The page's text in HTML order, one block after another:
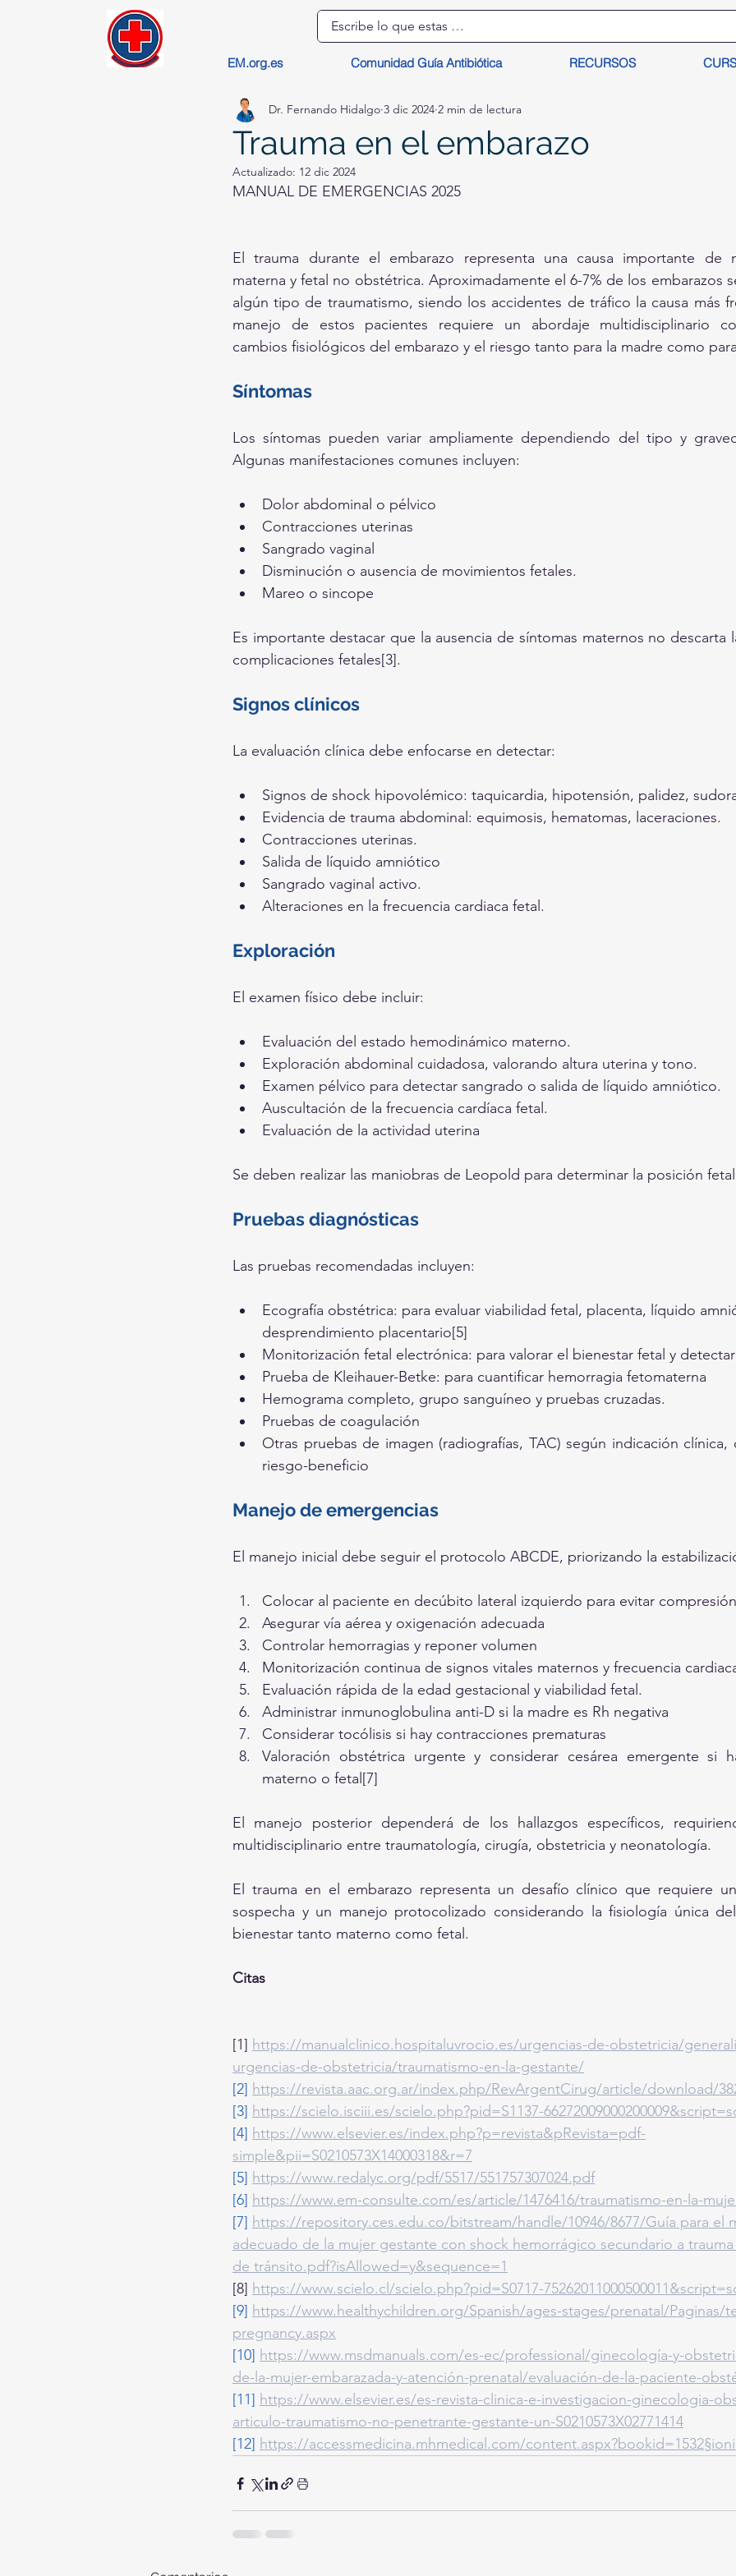
EM.org.es Comunidad Guía Antibiótica RECURSOS
Trauma en el embarazo
Dr. Fernando Hidalgo 3 dic 2024 2 min de lectura
Actualizado: 12 dic 2024
MANUAL DE EMERGENCIAS 2025
El trauma durante el embarazo representa una causa importante de
materna y fetal no obstétrica. Aproximadamente el 6-7% de los embarazos
algún tipo de traumatismo, siendo los accidentes de tráfico la causa más
manejo de estos pacientes requiere un abordaje multidisciplinario
cambios fisiológicos del embarazo y el riesgo tanto para la madre como
Síntomas
Los síntomas pueden variar ampliamente dependiendo del tipo y
Algunas manifestaciones comunes incluyen:
Dolor abdominal o pélvico
Contracciones uterinas
Sangrado vaginal
Disminución o ausencia de movimientos fetales.
Mareo o sincope
Es importante destacar que la ausencia de síntomas maternos no descarta
complicaciones fetales[3].
Signos clínicos
La evaluación clínica debe enfocarse en detectar:
Signos de shock hipovolémico: taquicardia, hipotensión, palidez,
Evidencia de trauma abdominal: equimosis, hematomas, laceraciones.
Contracciones uterinas.
Salida de líquido amniótico
Sangrado vaginal activo.
Alteraciones en la frecuencia cardiaca fetal.
Exploración
El examen físico debe incluir:
Evaluación del estado hemodinámico materno.
Exploración abdominal cuidadosa, valorando altura uterina y tono.
Examen pélvico para detectar sangrado o salida de líquido amniótico.
Auscultación de la frecuencia cardíaca fetal.
Evaluación de la actividad uterina
Se deben realizar las maniobras de Leopold para determinar la posición
Pruebas diagnósticas
Las pruebas recomendadas incluyen:
Ecografía obstétrica: para evaluar viabilidad fetal, placenta, líquido
desprendimiento placentario[5]
Monitorización fetal electrónica: para valorar el bienestar fetal y
Prueba de Kleihauer-Betke: para cuantificar hemorragia fetomaterna
Hemograma completo, grupo sanguíneo y pruebas cruzadas.
Pruebas de coagulación
Otras pruebas de imagen (radiografías, TAC) según indicación clínica,
riesgo-beneficio
Manejo de emergencias
El manejo inicial debe seguir el protocolo ABCDE, priorizando la
Colocar al paciente en decúbito lateral izquierdo para evitar
Asegurar vía aérea y oxigenación adecuada
Controlar hemorragias y reponer volumen
Monitorización continua de signos vitales maternos y frecuencia
Evaluación rápida de la edad gestacional y viabilidad fetal.
Administrar inmunoglobulina anti-D si la madre es Rh negativa
Considerar tocólisis si hay contracciones prematuras
Valoración obstétrica urgente y considerar cesárea emergente si
materno o fetal[7]
El manejo posterior dependerá de los hallazgos específicos,
multidisciplinario entre traumatología, cirugía, obstetricia y neonatología.
El trauma en el embarazo representa un desafío clínico que requiere
sospecha y un manejo protocolizado considerando la fisiología única
bienestar tanto materno como fetal.
Citas
[1] https://manualclinico.hospitaluvrocio.es/urgencias-de-obstetricia/
urgencias-de-obstetricia/traumatismo-en-la-gestante/
[2] https://revista.aac.org.ar/index.php/RevArgentCirug/article/download/
[3] https://scielo.isciii.es/scielo.php?pid=S1137-
[4] https://www.elsevier.es/index.php?p=revista&pRevista=pdf-
simple&pii=S0210573X14000318&r=7
[5] https://www.redalyc.org/pdf/5517/551757307024.pdf
[6] https://www.em-consulte.com/es/article/1476416/traumatismo-en-la-
[7] https://repository.ces.edu.co/bitstream/handle/10946/8677/Guía para el
adecuado de la mujer gestante con shock hemorrágico secundario a
de tránsito.pdf?isAllowed=y&sequence=1
[8] https://www.scielo.cl/scielo.php?pid=S0717-
[9] https://www.healthychildren.org/Spanish/ages-stages/prenatal/Paginas/
pregnancy.aspx
[10] https://www.msdmanuals.com/es-ec/professional/ginecología-y-
de-la-mujer-embarazada-y-atención-prenatal/evaluación-de-la-paciente-
[11] https://www.elsevier.es/es-revista-clinica-e-investigacion-ginecologia-
articulo-traumatismo-no-penetrante-gestante-un-S0210573X02771414
[12] https://accessmedicina.mhmedical.com/